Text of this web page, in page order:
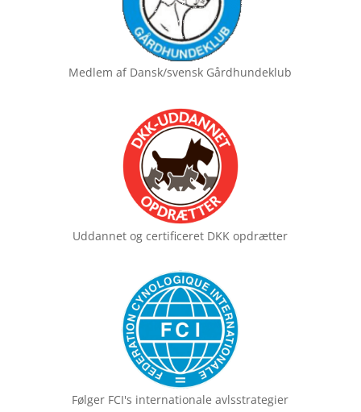
Medlem af Dansk/svensk Gårdhundeklub
Uddannet og certificeret DKK opdrætter
Følger FCI's internationale avlsstrategier